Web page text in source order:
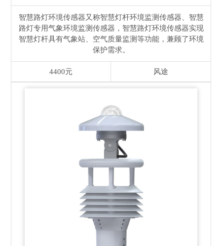
智慧路灯环境传感器又称智慧灯杆环境监测传感器、智慧
路灯专用气象环境监测传感器，智慧路灯环境传感器实现
智慧灯杆具有气象站、空气质量监测等功能，兼顾了环境
保护需求。
4400元 风途